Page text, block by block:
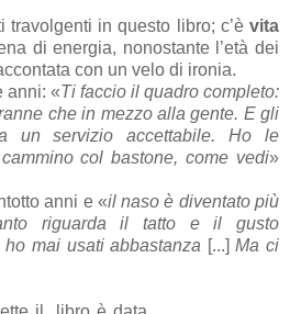
travolgenti in questo libro; c’è vita
di energia, nonostante l’età dei
con un velo di ironia.
anni: «Ti faccio il quadro completo:
che in mezzo alla gente. E gli
un servizio accettabile. Ho le
col bastone, come vedi»
anni e «il naso è diventato più
riguarda il tatto e il gusto
mai usati abbastanza [...] Ma ci